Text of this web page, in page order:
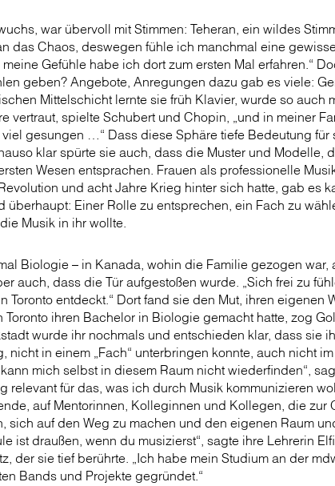
war übervoll mit Stimmen: Teheran, ein wildes
das Chaos, deswegen fühle ich manchmal eine
Gefühle habe ich dort zum ersten Mal erfahren.“
geben? Angebote, Anregungen dazu gab es viele:
Mittelschicht lernte sie früh Klavier, wurde so auch
vertraut, spielte Schubert und Chopin, „und in meiner
viel gesungen …“ Dass diese Sphäre tiefe Bedeutung für
klar spürte sie auch, dass die Muster und Modelle,
Wesen entsprachen. Frauen als professionelle
und acht Jahre Krieg hinter sich hatte, gab es
überhaupt: Einer Rolle zu entsprechen, ein Fach zu
Musik in ihr wollte.
Biologie – in Kanada, wohin die Familie gezogen war,
auch, dass die Tür aufgestoßen wurde. „Sich frei zu
Toronto entdeckt.“ Dort fand sie den Mut, ihren eigenen
ihren Bachelor in Biologie gemacht hatte, zog
wurde ihr nochmals und entschieden klar, dass sie
nicht in einem „Fach“ unterbringen konnte, auch nicht
mich selbst in diesem Raum nicht wiederfinden“,
relevant für das, was ich durch Musik kommunizieren
auf Mentorinnen, Kolleginnen und Kollegen, die zur
sich auf den Weg zu machen und den eigenen Raum
ist draußen, wenn du musizierst“, sagte ihre Lehrerin
der sie tief berührte. „Ich habe mein Studium an der
Bands und Projekte gegründet.“